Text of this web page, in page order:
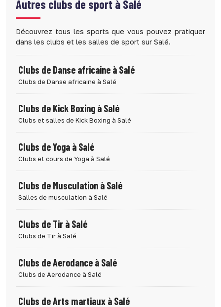
Autres clubs de sport à Salé
Découvrez tous les sports que vous pouvez pratiquer
dans les clubs et les salles de sport sur Salé.
Clubs de Danse africaine à Salé
Clubs de Danse africaine à Salé
Clubs de Kick Boxing à Salé
Clubs et salles de Kick Boxing à Salé
Clubs de Yoga à Salé
Clubs et cours de Yoga à Salé
Clubs de Musculation à Salé
Salles de musculation à Salé
Clubs de Tir à Salé
Clubs de Tir à Salé
Clubs de Aerodance à Salé
Clubs de Aerodance à Salé
Clubs de Arts martiaux à Salé